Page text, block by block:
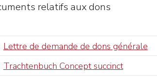
relatifs aux dons
Lettre de demande de dons générale
Trachtenbuch Concept succinct